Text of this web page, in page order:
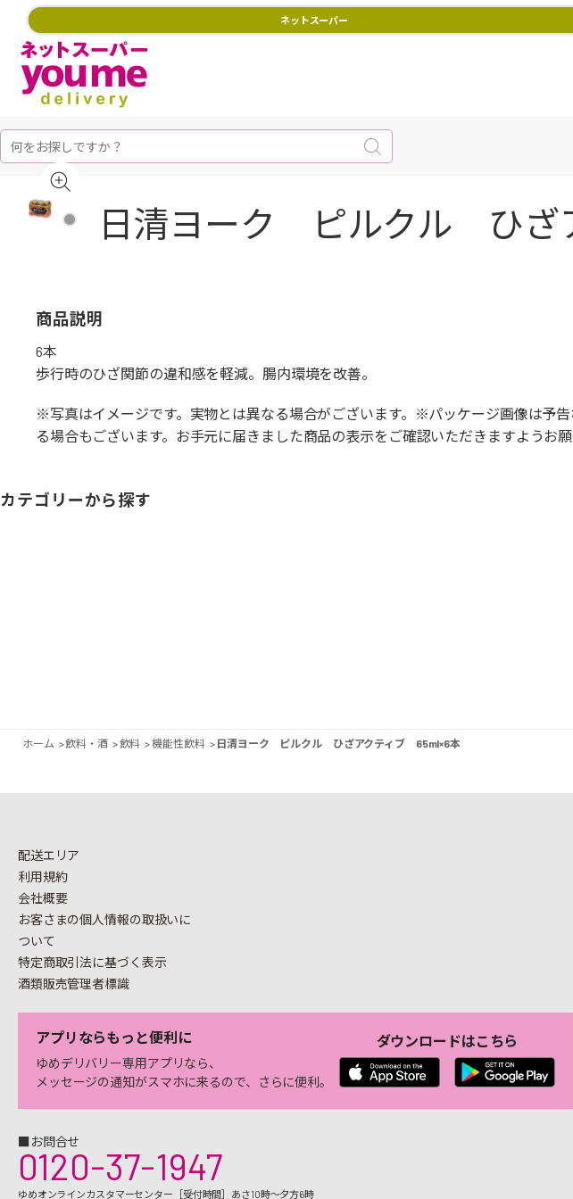
ネットスーパー
日清ヨーク ピルクル ひざ
商品説明
6本
歩行時のひざ関節の違和感を軽減。腸内環境を改善。
※写真はイメージです。実物とは異なる場合がございます。※パッケージ画像は予
る場合もございます。お手元に届きました商品の表示をご確認いただきますようお願
カテゴリーから探す
ホーム >飲料・酒 >飲料 >機能性飲料 > 日清ヨーク ピルクル ひざアクティブ 65ml×6本
配送エリア
利用規約
会社概要
お客さまの個人情報の取扱いに
ついて
特定商取引法に基づく表示
酒類販売管理者標識
アプリならもっと便利に
ゆめデリバリー専用アプリなら、
メッセージの通知がスマホに来るので、さらに便利。
ダウンロードはこちら
■お問合せ
0120-37-1947
ゆめオンラインカスタマーセンター［受付時間］あさ10時～夕方6時